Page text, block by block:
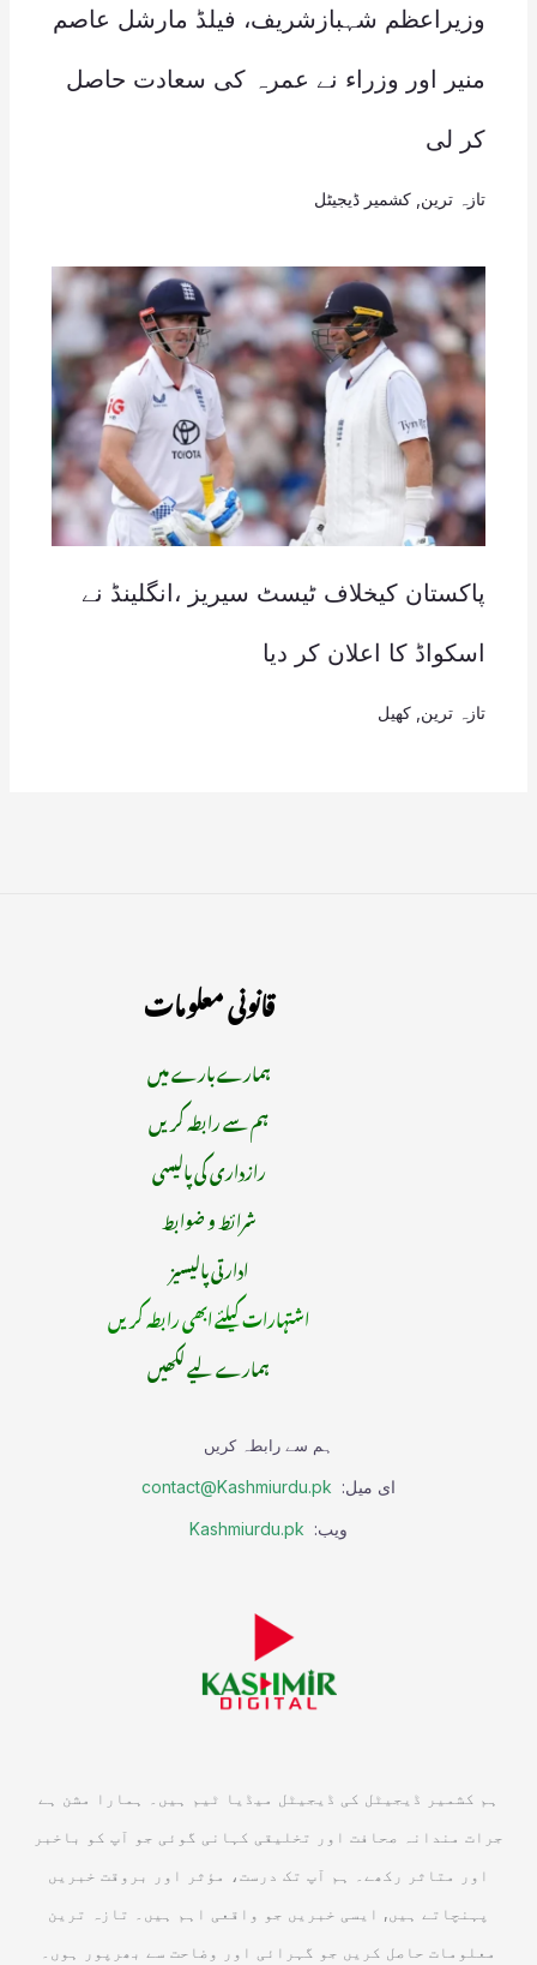
وزیراعظم شہبازشریف، فیلڈ مارشل عاصم
منیر اور وزراء نے عمرہ کی سعادت حاصل
کر لی
تازہ ترین کشمیر ڈیجیٹل
پاکستان کیخلاف ٹیسٹ سیریز ،انگلینڈ نے
اسکواڈ کا اعلان کر دیا
تازہ ترین کھیل
قانونی معلومات
ہمارے بارے میں
ہم سے رابطہ کریں
رازداری کی پالیسی
شرائط و ضوابط
ادارتی پالیسیز
اشتہارات کیلئے ابھی رابطہ کریں
ہمارے لیے لکھیں
ہم سے رابطہ کریں
ای میل: contact@Kashmiurdu.pk
ویب: Kashmiurdu.pk
ہم کشمیر ڈیجیٹل کی ڈیجیٹل میڈیا ٹیم ہیں۔ ہمارا مشن ہے
جرات مندانہ صحافت اور تخلیقی کہانی گوئی جو آپ کو باخبر
اور متاثر رکھے۔ ہم آپ تک درست، مؤثر اور بروقت خبریں
پہنچاتے ہیں, ایسی خبریں جو واقعی اہم ہیں۔ تازہ ترین
معلومات حاصل کریں جو گہرائی اور وضاحت سے بھرپور ہوں۔